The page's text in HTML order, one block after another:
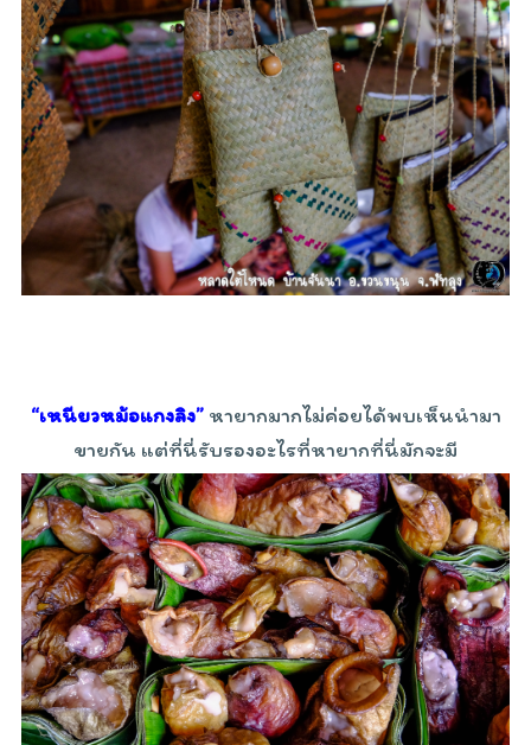
“เหนียวหม้อแกงลิง”หายากมากไม่ค่อยได้พบเห็นนำมา
ขายกัน แต่ที่นี่รับรองอะไรที่หายากที่นี่มักจะมี